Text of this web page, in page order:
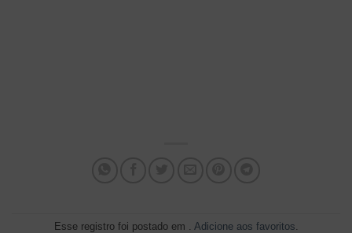
Esse registro foi postado em . Adicione aos favoritos